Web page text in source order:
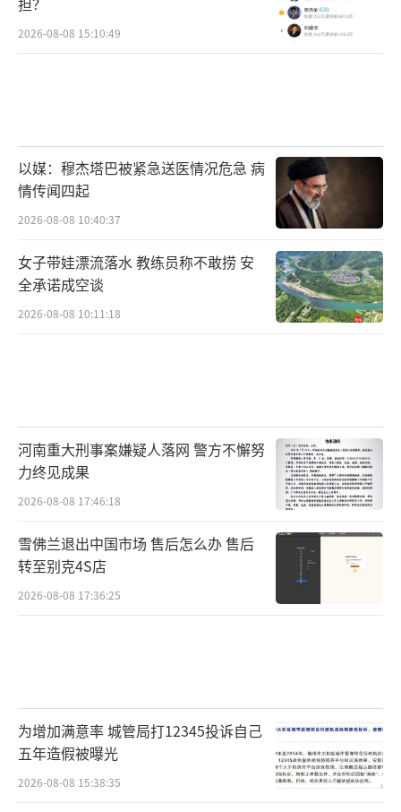
2026-08-08 15:10:49
以媒：穆杰塔巴被紧急送医情况危急 病
情传闻四起
2026-08-08 10:40:37
女子带娃漂流落水 教练员称不敢捞 安
全承诺成空谈
2026-08-08 10:11:18
河南重大刑事案嫌疑人落网 警方不懈努
力终见成果
2026-08-08 17:46:18
雪佛兰退出中国市场 售后怎么办 售后
转至别克4S店
2026-08-08 17:36:25
为增加满意率 城管局打12345投诉自己
五年造假被曝光
2026-08-08 15:38:35